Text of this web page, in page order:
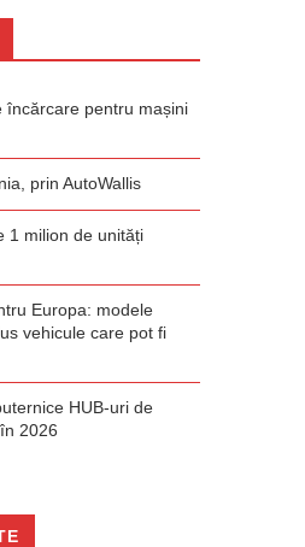
încărcare pentru mașini
prin AutoWallis
1 milion de unități
Europa: modele
vehicule care pot fi
HUB-uri de
2026